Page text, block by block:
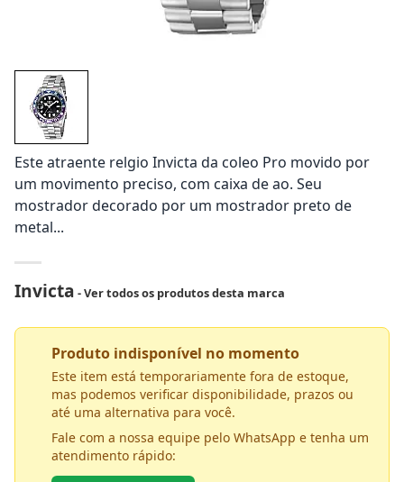
Este atraente relgio Invicta da coleo Pro movido por
um movimento preciso, com caixa de ao. Seu
mostrador decorado por um mostrador preto de
metal...
Invicta - Ver todos os produtos desta marca
Produto indisponível no momento
Este item está temporariamente fora de estoque,
mas podemos verificar disponibilidade, prazos ou
até uma alternativa para você.
Fale com a nossa equipe pelo WhatsApp e tenha um
atendimento rápido: